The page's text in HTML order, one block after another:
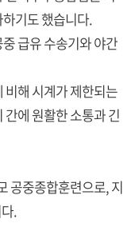
기도 했습니다.
급유 수송기와 야간
비해 시계가 제한되는
에 원활한 소통과 긴
공중종합훈련으로, 지
.